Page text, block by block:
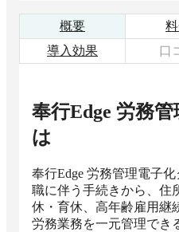
概要
導入効果
口
奉行Edge 労務
は
奉行Edge 労務管理電子
職に伴う手続きから、住
休・育休、高年齢雇用
労務業務を一元管理でき